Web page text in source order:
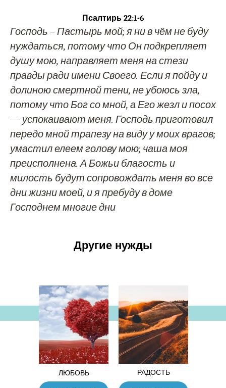
Псалтирь 22:1-6
Господь – Пастырь мой; я ни в чём не буду
нуждаться, потому что Он подкрепляет
душу мою, направляет меня на стези
правды ради имени Своего. Если я пойду и
долиною смертной тени, не убоюсь зла,
потому что Бог со мной, а Его жезл и посох
— успокаивают меня. Господь приготовил
передо мной трапезу на виду у моих врагов;
умастил елеем голову мою; чаша моя
преисполнена. А Божьи благость и
милость будут сопровождать меня во все
дни жизни моей, и я пребуду в доме
Господнем многие дни
Другие нужды
ЛЮБОВЬ РАДОСТЬ